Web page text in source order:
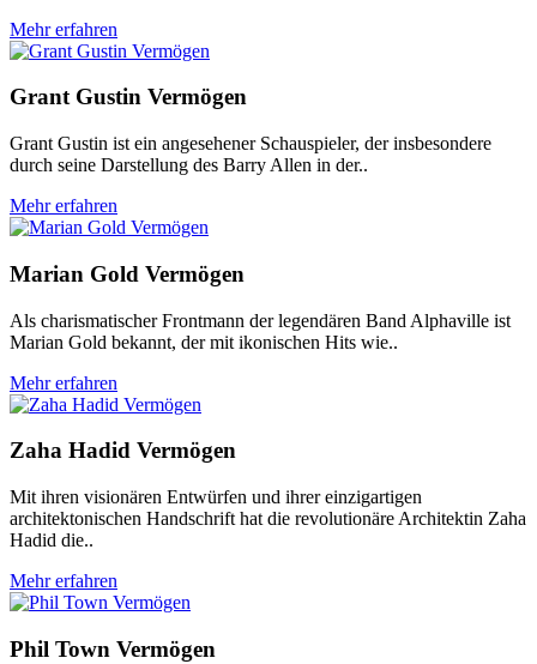
Mehr erfahren
Grant Gustin Vermögen
Grant Gustin ist ein angesehener Schauspieler, der insbesondere
durch seine Darstellung des Barry Allen in der..
Mehr erfahren
Marian Gold Vermögen
Als charismatischer Frontmann der legendären Band Alphaville ist
Marian Gold bekannt, der mit ikonischen Hits wie..
Mehr erfahren
Zaha Hadid Vermögen
Mit ihren visionären Entwürfen und ihrer einzigartigen
architektonischen Handschrift hat die revolutionäre Architektin Zaha
Hadid die..
Mehr erfahren
Phil Town Vermögen